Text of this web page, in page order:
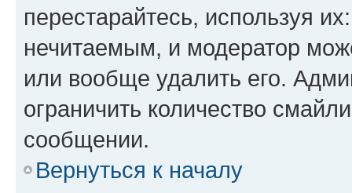
перестарайтесь, используя
нечитаемым, и модератор
или вообще удалить его.
ограничить количество
сообщении.
Вернуться к началу